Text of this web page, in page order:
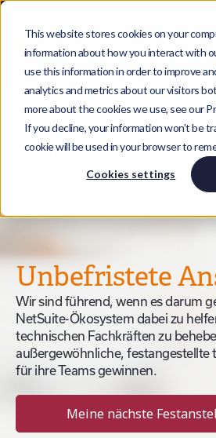
This website stores cookies on your
information about how you interact with
use this information in order to improve
analytics and metrics about our visitors
more about the cookies we use, see our
If you decline, your information won’t be
cookie will be used in your browser to
Cookies settings
Home|Arbeitgeber| Dauerhaft
Unbefristete
Wir sind führend, wenn es darum
NetSuite-Ökosystem dabei zu
technischen Fachkräften zu
außergewöhnliche, festangestellte
für ihre Teams gewinnen.
Meine nächste